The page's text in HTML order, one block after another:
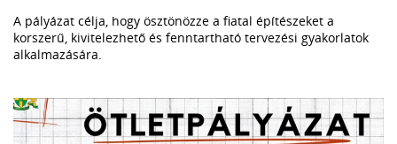
A pályázat célja, hogy ösztönözze a fiatal építészeket a
korszerű, kivitelezhető és fenntartható tervezési gyakorlatok
alkalmazására.